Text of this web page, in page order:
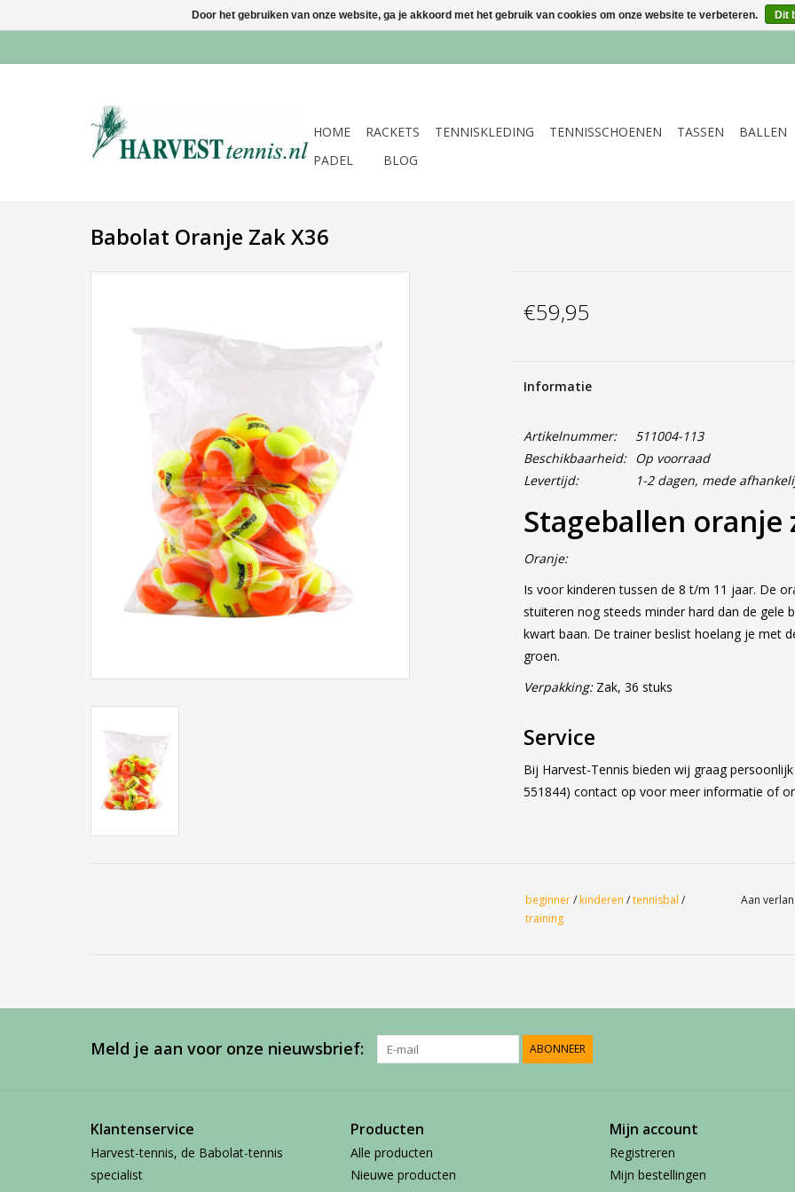
HOME RACKETS TENNISKLEDING TENNISSCHOENEN TASSEN
BALLEN
PADEL
BLOG
Babolat Oranje Zak X36
€59,95
Informatie
Artikelnummer:
511004-113
Beschikbaarheid:
Op voorraad
Levertijd:
1-2 dagen, mede
Stageballen oranje
Oranje:
Is voor kinderen tussen de 8 t/m 11 jaar. De
stuiteren nog steeds minder hard dan de gele
kwart baan. De trainer beslist hoelang je met
groen.
Verpakking:Zak, 36 stuks
Service
Bij Harvest-Tennis bieden wij graag
551844) contact op voor meer informatie of
beginner/kinderen /tennisbal /
training
Aan
Meld je aan voor onze nieuwsbrief: ABONNEER
Klantenservice
Harvest-tennis, de Babolat-tennis
specialist
Producten
Alle producten
Nieuwe producten
Mijn account
Registreren
Mijn bestellingen
Door het gebruiken van onze website, ga je akkoord met het gebruik van cookies om onze website te verbeteren. Dit